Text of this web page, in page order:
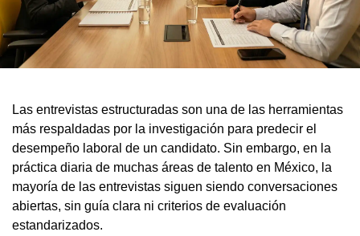
Las entrevistas estructuradas son una de las herramientas
más respaldadas por la investigación para predecir el
desempeño laboral de un candidato. Sin embargo, en la
práctica diaria de muchas áreas de talento en México, la
mayoría de las entrevistas siguen siendo conversaciones
abiertas, sin guía clara ni criterios de evaluación
estandarizados.